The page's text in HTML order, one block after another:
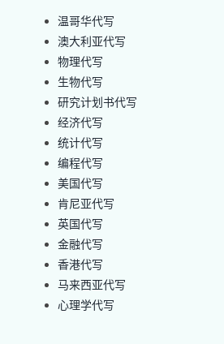
温哥华代写
澳大利亚代写
物理代写
生物代写
研究计划书代写
经济代写
统计代写
编程代写
美国代写
肯尼亚代写
英国代写
金融代写
香港代写
马来西亚代写
心理学代写